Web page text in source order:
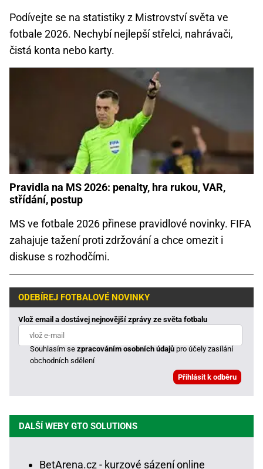
Podívejte se na statistiky z Mistrovství světa ve
fotbale 2026. Nechybí nejlepší střelci, nahrávači,
čistá konta nebo karty.
Pravidla na MS 2026: penalty, hra rukou, VAR,
střídání, postup
MS ve fotbale 2026 přinese pravidlové novinky. FIFA
zahajuje tažení proti zdržování a chce omezit i
diskuse s rozhodčími.
ODEBÍREJ FOTBALOVÉ NOVINKY
Vlož email a dostávej nejnovější zprávy ze světa fotbalu
Souhlasím sezpracováním osobních údajůpro účely zasílání
obchodních sdělení
DALŠÍ WEBY GTO SOLUTIONS
BetArena.cz - kurzové sázení online